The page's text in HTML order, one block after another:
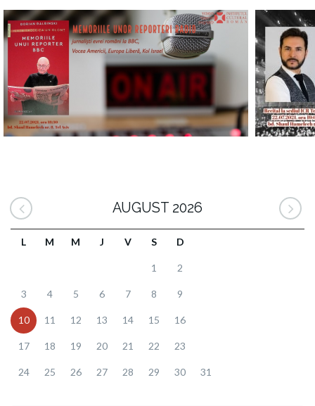
AUGUST 2026
L M M J V S D
1 2
3 4 5 6 7 8 9
10 11 12 13 14 15 16
17 18 19 20 21 22 23
24 25 26 27 28 29 30 31